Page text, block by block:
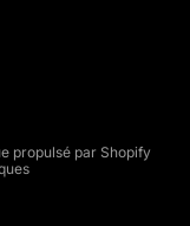
propulsé par Shopify